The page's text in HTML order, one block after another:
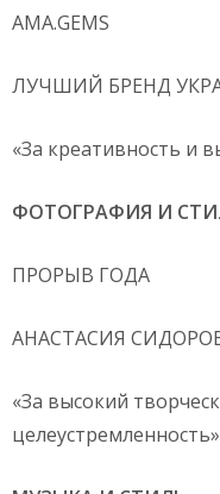
AMA.GEMS
ЛУЧШИЙ БРЕНД
«За креативность и
ФОТОГРАФИЯ И
ПРОРЫВ ГОДА
АНАСТАСИЯ
«За высокий
целеустремленность»